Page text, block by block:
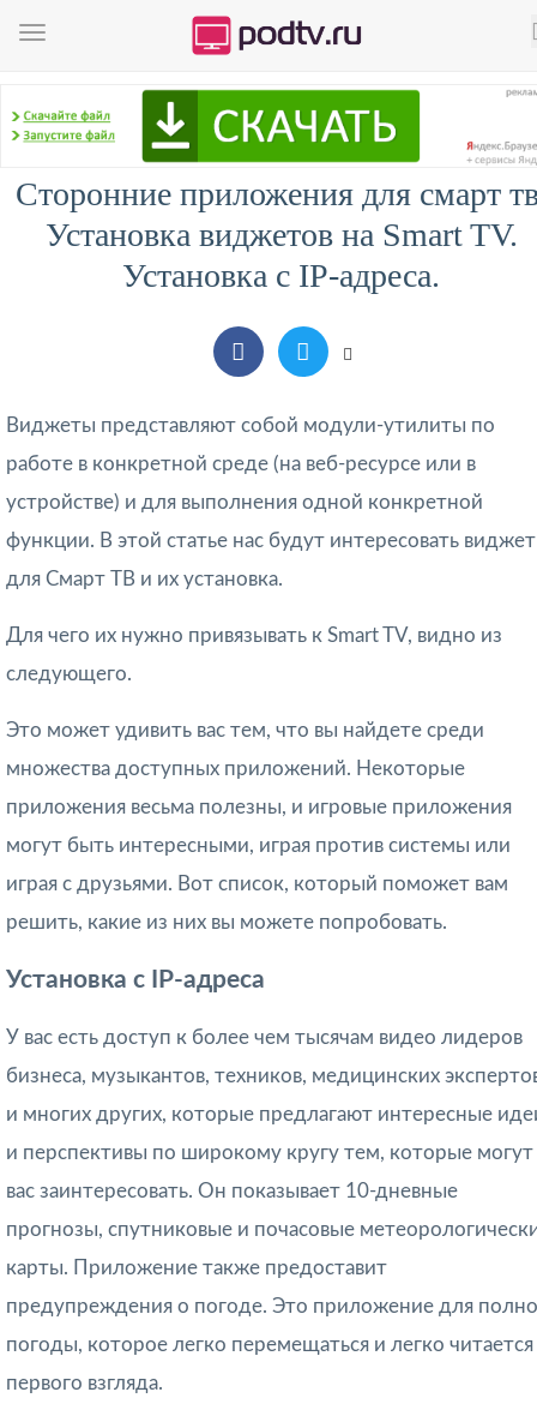
Сторонние приложения для смарт
Установка виджетов на Smart TV.
Установка с IP-адреса.
Виджеты представляют собой модули-утилиты по
работе в конкретной среде (на веб-ресурсе или в
устройстве) и для выполнения одной конкретной
функции. В этой статье нас будут интересовать
для Смарт ТВ и их установка.
Для чего их нужно привязывать к Smart TV, видно из
следующего.
Это может удивить вас тем, что вы найдете среди
множества доступных приложений. Некоторые
приложения весьма полезны, и игровые приложения
могут быть интересными, играя против системы или
играя с друзьями. Вот список, который поможет вам
решить, какие из них вы можете попробовать.
Установка с IP-адреса
У вас есть доступ к более чем тысячам видео лидеров
бизнеса, музыкантов, техников, медицинских
и многих других, которые предлагают интересные
и перспективы по широкому кругу тем, которые могут
вас заинтересовать. Он показывает 10-дневные
прогнозы, спутниковые и почасовые
карты. Приложение также предоставит
предупреждения о погоде. Это приложение для
погоды, которое легко перемещаться и легко читается
первого взгляда.